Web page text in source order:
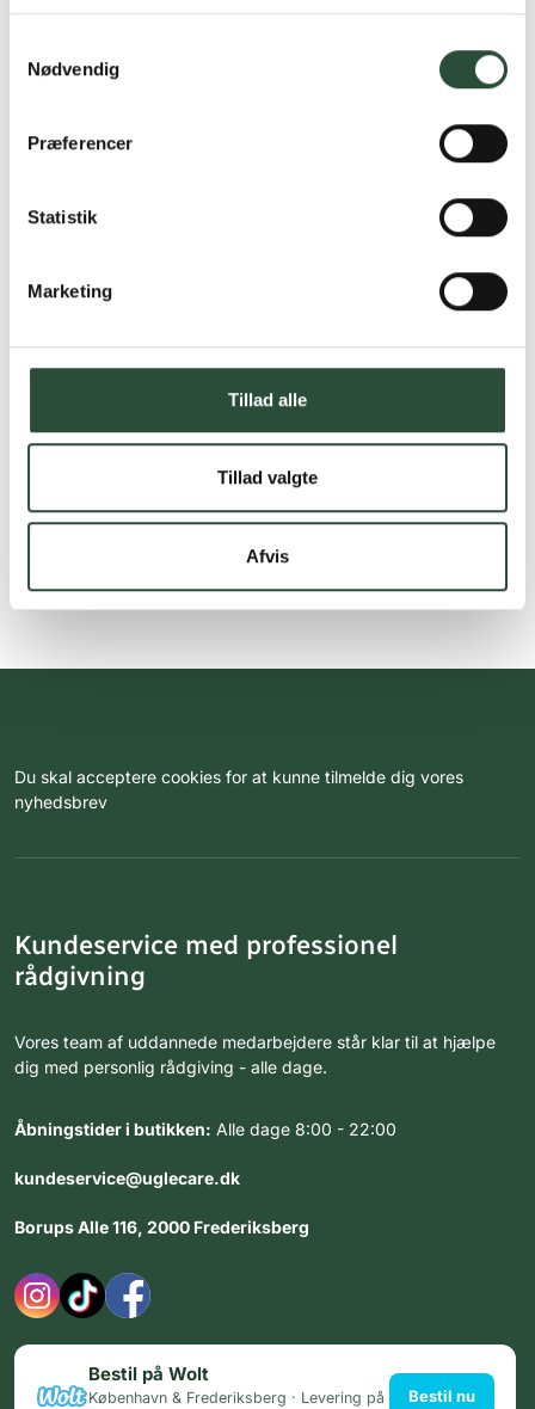
Nødvendig
Præferencer
Statistik
Marketing
Tillad alle
Tillad valgte
Afvis
Du skal acceptere cookies for at kunne tilmelde dig vores
nyhedsbrev
Kundeservice med professionel
rådgivning
Vores team af uddannede medarbejdere står klar til at hjælpe
dig med personlig rådgiving - alle dage.
Åbningstider i butikken: Alle dage 8:00 - 22:00
kundeservice@uglecare.dk
Borups Alle 116, 2000 Frederiksberg
Bestil på Wolt
København & Frederiksberg · Levering på
Bestil nu